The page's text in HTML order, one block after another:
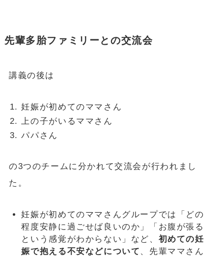
先輩多胎ファミリーとの交流会
講義の後は
妊娠が初めてのママさん
上の子がいるママさん
パパさん
の3つのチームに分かれて交流会が行われまし
た。
妊娠が初めてのママさんグループでは「どの
程度安静に過ごせば良いのか」「お腹が張る
という感覚がわからない」など、 初めての妊
娠で抱える不安などについて 、先輩ママさん